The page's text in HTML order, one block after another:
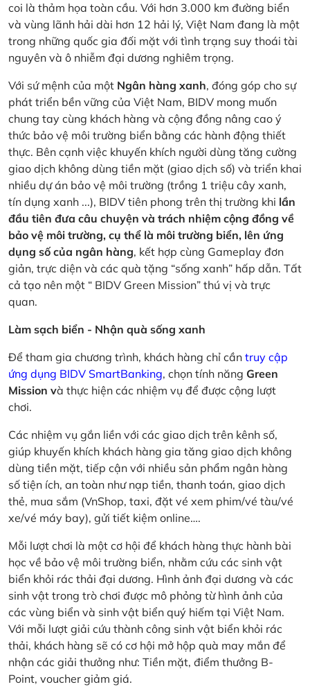
coi là thảm họa toàn cầu. Với hơn 3.000 km đường biển
và vùng lãnh hải dài hơn 12 hải lý, Việt Nam đang là một
trong những quốc gia đối mặt với tình trạng suy thoái tài
nguyên và ô nhiễm đại dương nghiêm trọng.
Với sứ mệnh của một Ngân hàng xanh, đóng góp cho sự
phát triển bền vững của Việt Nam, BIDV mong muốn
chung tay cùng khách hàng và cộng đồng nâng cao ý
thức bảo vệ môi trường biển bằng các hành động thiết
thực. Bên cạnh việc khuyến khích người dùng tăng cường
giao dịch không dùng tiền mặt (giao dịch số) và triển khai
nhiều dự án bảo vệ môi trường (trồng 1 triệu cây xanh,
tín dụng xanh ...), BIDV tiên phong trên thị trường khi lần
đầu tiên đưa câu chuyện và trách nhiệm cộng đồng về
bảo vệ môi trường, cụ thể là môi trường biển, lên ứng
dụng số của ngân hàng, kết hợp cùng Gameplay đơn
giản, trực diện và các quà tặng “sống xanh” hấp dẫn. Tất
cả tạo nên một “ BIDV Green Mission” thú vị và trực
quan.
Làm sạch biển - Nhận quà sống xanh
Để tham gia chương trình, khách hàng chỉ cần truy cập
ứng dụng BIDV SmartBanking, chọn tính năng Green
Mission và thực hiện các nhiệm vụ để được cộng lượt
chơi.
Các nhiệm vụ gắn liền với các giao dịch trên kênh số,
giúp khuyến khích khách hàng gia tăng giao dịch không
dùng tiền mặt, tiếp cận với nhiều sản phẩm ngân hàng
số tiện ích, an toàn như nạp tiền, thanh toán, giao dịch
thẻ, mua sắm (VnShop, taxi, đặt vé xem phim/vé tàu/vé
xe/vé máy bay), gửi tiết kiệm online….
Mỗi lượt chơi là một cơ hội để khách hàng thực hành bài
học về bảo vệ môi trường biển, nhằm cứu các sinh vật
biển khỏi rác thải đại dương. Hình ảnh đại dương và các
sinh vật trong trò chơi được mô phỏng từ hình ảnh của
các vùng biển và sinh vật biển quý hiếm tại Việt Nam.
Với mỗi lượt giải cứu thành công sinh vật biển khỏi rác
thải, khách hàng sẽ có cơ hội mở hộp quà may mắn để
nhận các giải thưởng như: Tiền mặt, điểm thưởng B-
Point, voucher giảm giá.